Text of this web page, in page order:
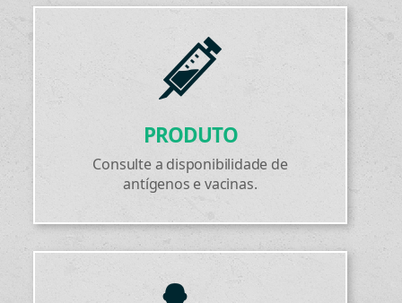
PRODUTO
Consulte a disponibilidade de
antígenos e vacinas.